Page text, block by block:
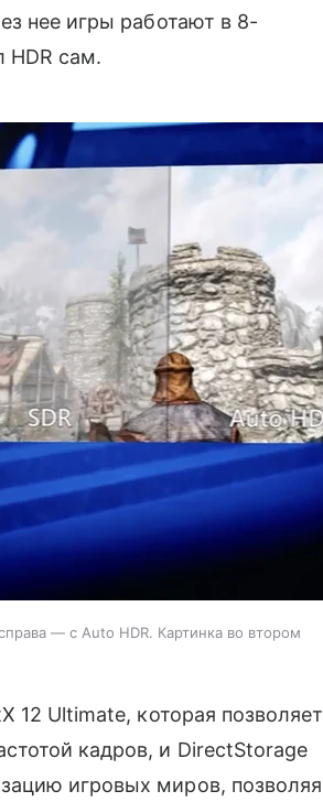
ез нее игры работают в 8-
HDR сам.
— с Auto HDR. Картинка во втором
12 Ultimate, которая позволяет
кадров, и DirectStorage
игровых миров, позволяя